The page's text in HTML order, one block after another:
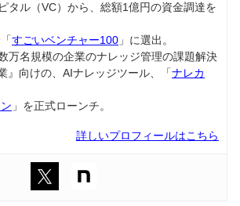
タル（VC）から、総額1億円の資金調達を
すごいベンチャー100 」に選出。
万名規模の企業のナレッジ管理の課題解決
』向けの、AIナレッジツール、「ナレカ
」を正式ローンチ。
詳しいプロフィールはこちら